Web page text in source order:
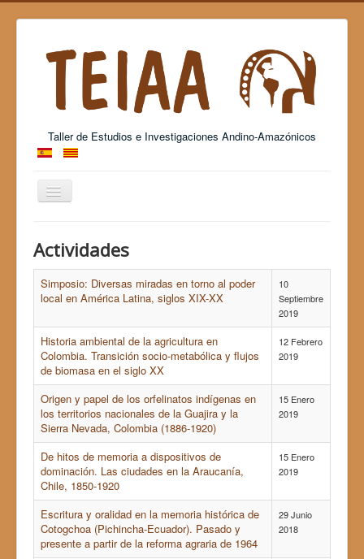
Taller de Estudios e Investigaciones Andino-Amazónicos
Cambiar
Actividades
Simposio: Diversas miradas en torno al poder
local en América Latina, siglos XIX-XX
10
Septiembre
2019
Historia ambiental de la agricultura en
Colombia. Transición socio-metabólica y flujos
de biomasa en el siglo XX
12 Febrero
2019
Origen y papel de los orfelinatos indígenas en
los territorios nacionales de la Guajira y la
Sierra Nevada, Colombia (1886-1920)
15 Enero
2019
De hitos de memoria a dispositivos de
dominación. Las ciudades en la Araucanía,
Chile, 1850-1920
15 Enero
2019
Escritura y oralidad en la memoria histórica de
Cotogchoa (Pichincha-Ecuador). Pasado y
presente a partir de la reforma agraria de 1964
29 Junio
2018